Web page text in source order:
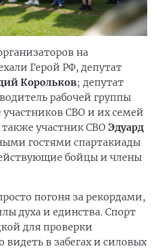
на
Герой РФ, депутат
Корольков; депутат
рабочей группы
СВО и их семей
также участник СВО Эдуард
гостями спартакиады
бойцы и члены
погоня за рекордами,
духа и единства. Спорт
для проверки
видеть в забегах и силовых